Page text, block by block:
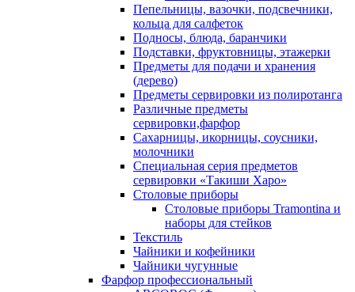
Пепельницы, вазочки, подсвечники,
кольца для салфеток
Подносы, блюда, баранчики
Подставки, фруктовницы, этажерки
Предметы для подачи и хранения
(дерево)
Предметы сервировки из полиротанга
Различные предметы
сервировки,фарфор
Сахарницы, икорницы, соусники,
молочники
Специальная серия предметов
сервировки «Такиши Харо»
Столовые приборы
Столовые приборы Trаmоntina и
наборы для стейков
Текстиль
Чайники и кофейники
Чайники чугунные
Фарфор профессиональный